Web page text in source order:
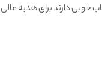
خوبی دارند برای هدیه عالی